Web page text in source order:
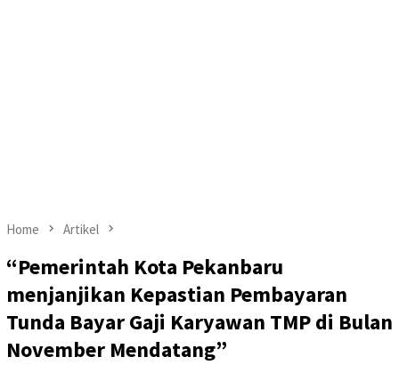
Home Artikel
“Pemerintah Kota Pekanbaru
menjanjikan Kepastian Pembayaran
Tunda Bayar Gaji Karyawan TMP di Bulan
November Mendatang”